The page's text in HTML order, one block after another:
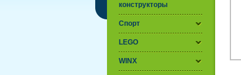
конструкторы
Спорт
LEGO
WINX